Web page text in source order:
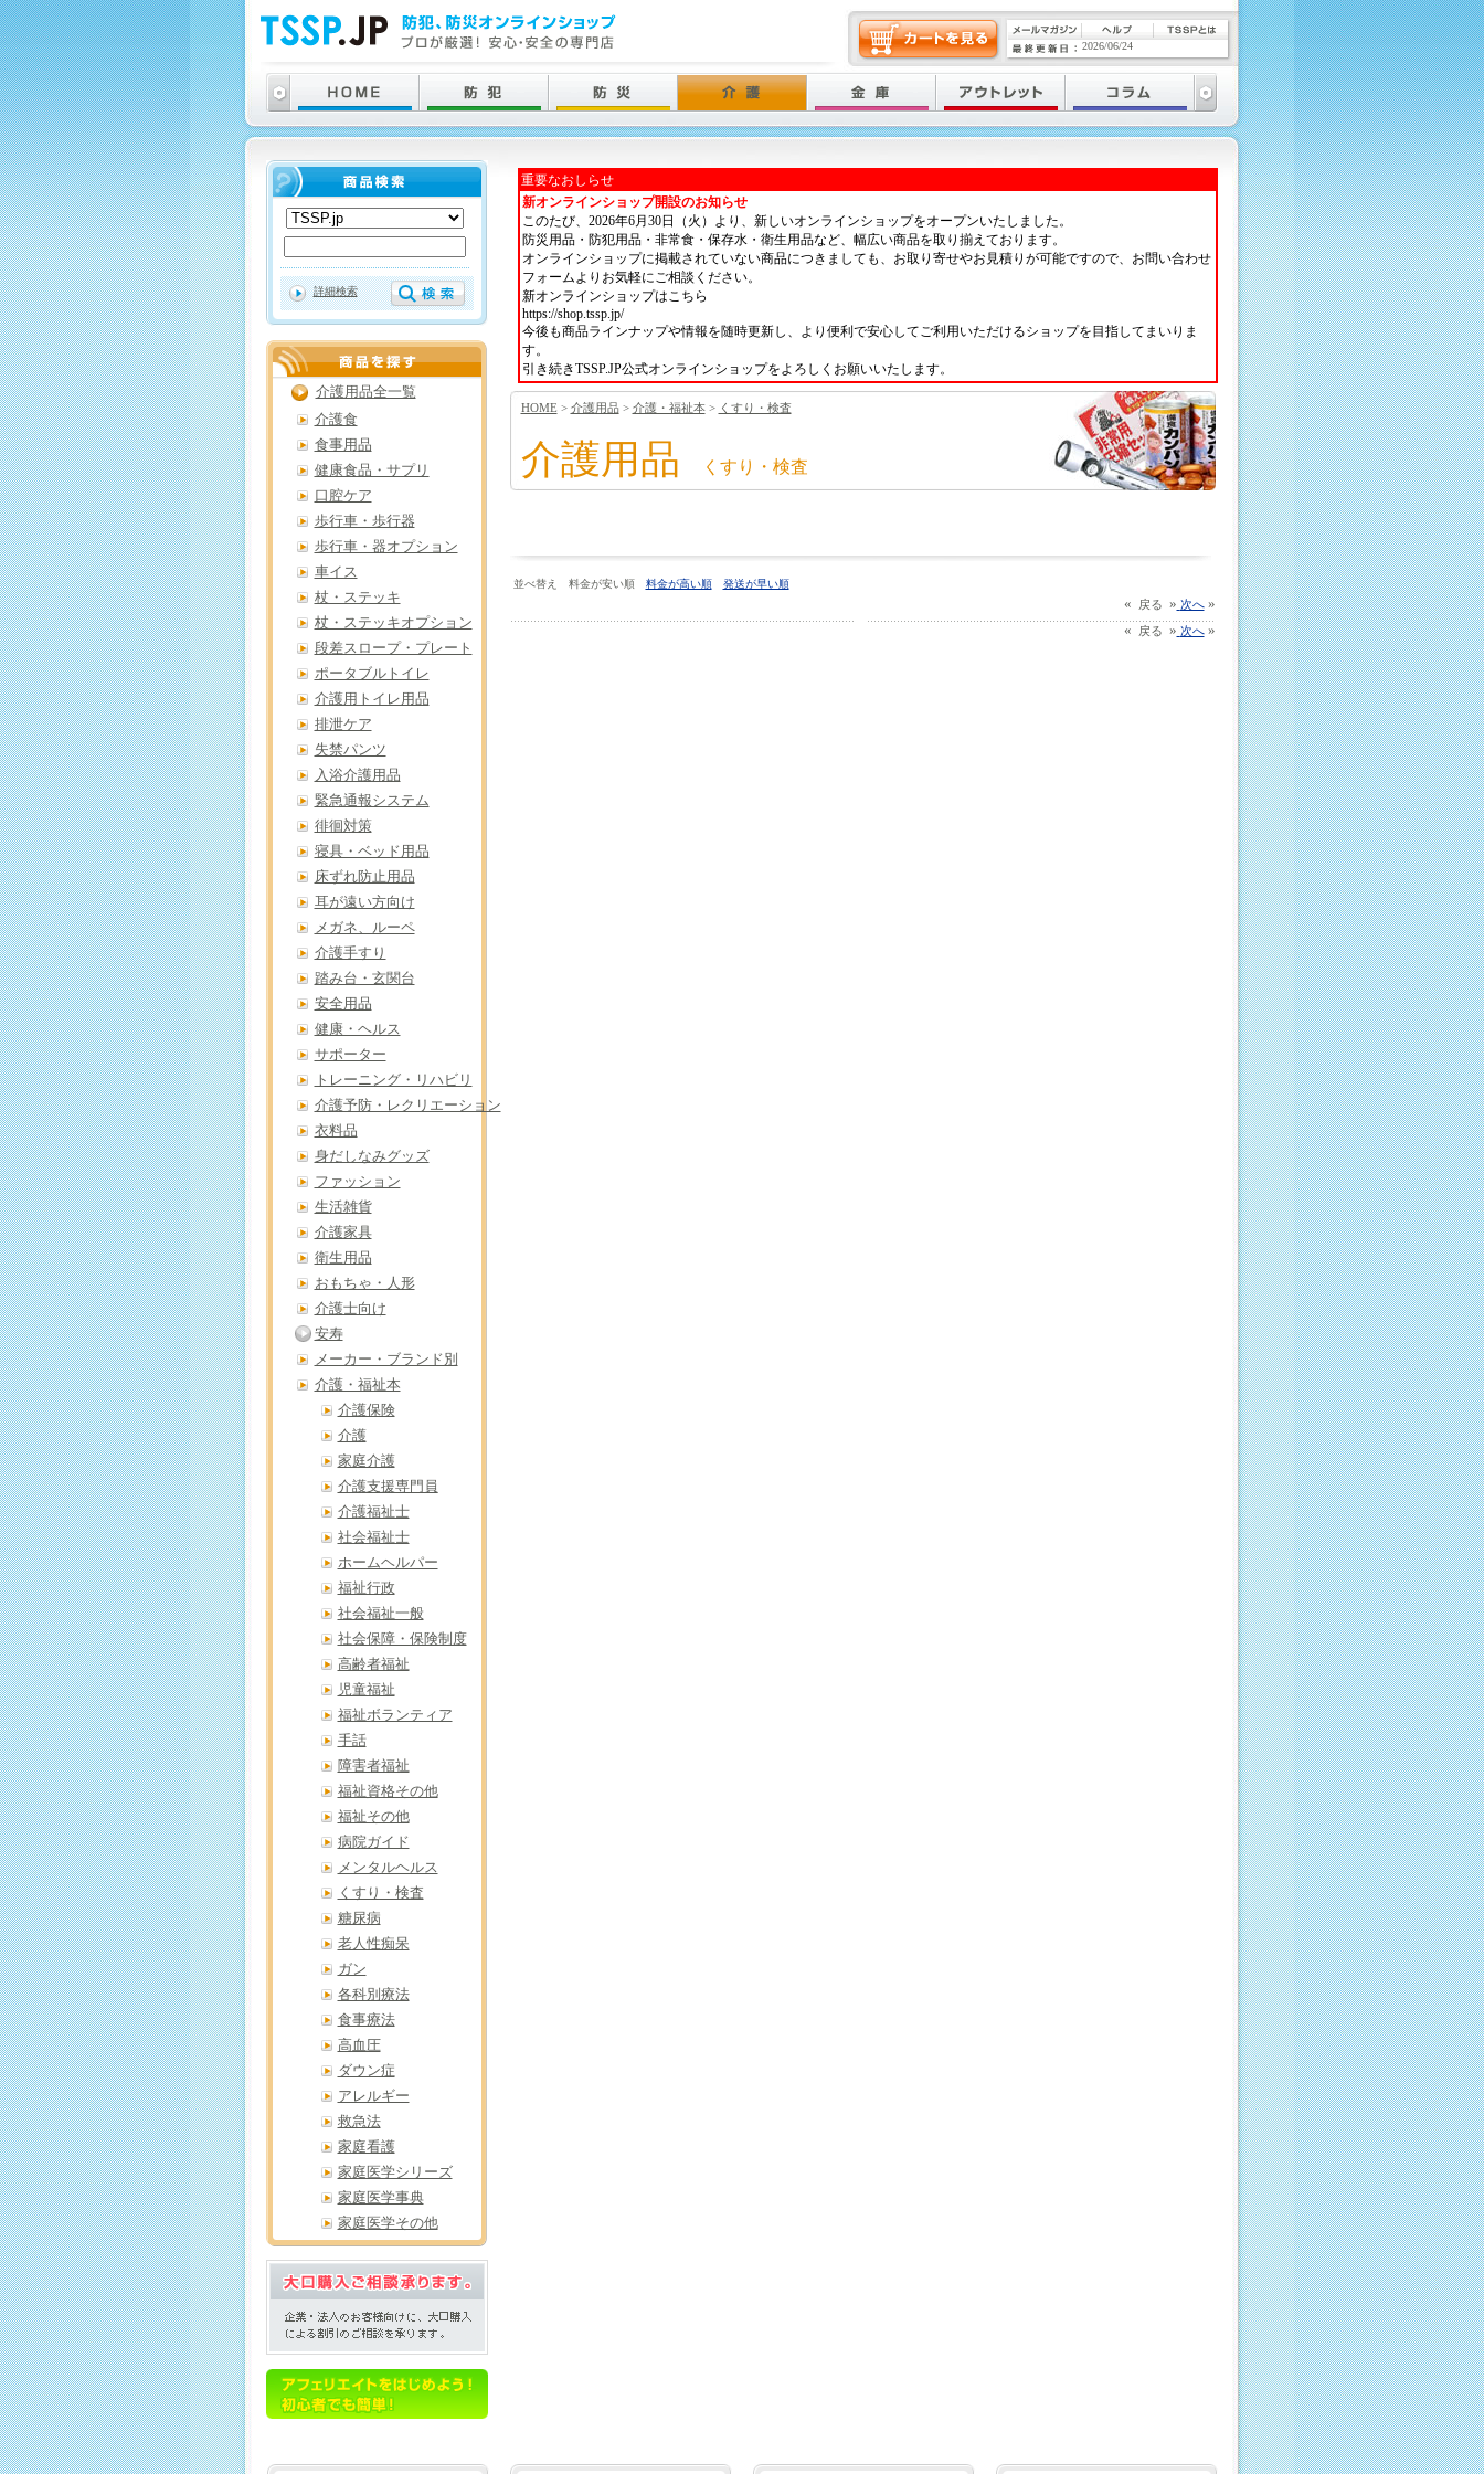
重要なおしらせ
新オンラインショップ開設のお知らせ
このたび、2026年6月30日（火）より、新しいオンラインショップをオープンいたしました。
防災用品・防犯用品・非常食・保存水・衛生用品など、幅広い商品を取り揃えております。
オンラインショップに掲載されていない商品につきましても、お取り寄せやお見積りが可能ですので、お問い合わせ
フォームよりお気軽にご相談ください。
新オンラインショップはこちら
https://shop.tssp.jp/
今後も商品ラインナップや情報を随時更新し、より便利で安心してご利用いただけるショップを目指してまいりま
す。
引き続きTSSP.JP公式オンラインショップをよろしくお願いいたします。
HOME > 介護用品> 介護・福祉本> くすり・検査
介護用品 くすり・検査
並べ替え 料金が安い順 料金が高い順 発送が早い順
« 戻る » 次へ»
«
戻る » 次へ»
詳細検索
介護用品全一覧
介護食
食事用品
健康食品・サプリ
口腔ケア
歩行車・歩行器
歩行車・器オプション
車イス
杖・ステッキ
杖・ステッキオプション
段差スロープ・プレート
ポータブルトイレ
介護用トイレ用品
排泄ケア
失禁パンツ
入浴介護用品
緊急通報システム
徘徊対策
寝具・ベッド用品
床ずれ防止用品
耳が遠い方向け
メガネ、ルーペ
介護手すり
踏み台・玄関台
安全用品
健康・ヘルス
サポーター
トレーニング・リハビリ
介護予防・レクリエーション
衣料品
身だしなみグッズ
ファッション
生活雑貨
介護家具
衛生用品
おもちゃ・人形
介護士向け
安寿
メーカー・ブランド別
介護・福祉本
介護保険
介護
家庭介護
介護支援専門員
介護福祉士
社会福祉士
ホームヘルパー
福祉行政
社会福祉一般
社会保障・保険制度
高齢者福祉
児童福祉
福祉ボランティア
手話
障害者福祉
福祉資格その他
福祉その他
病院ガイド
メンタルヘルス
くすり・検査
糖尿病
老人性痴呆
ガン
各科別療法
食事療法
高血圧
ダウン症
アレルギー
救急法
家庭看護
家庭医学シリーズ
家庭医学事典
家庭医学その他
2026/06/24